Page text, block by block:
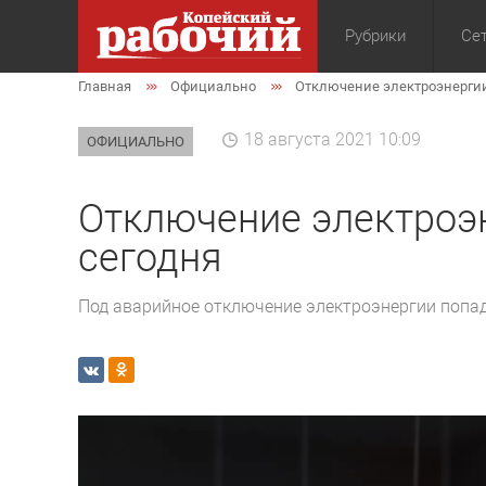
Рубрики
Общество
Главная Официально Отключение
ОФИЦИАЛЬНО 18 августа 2021 10:09
Отключение
сегодня
Под аварийное отключение электроэнергии